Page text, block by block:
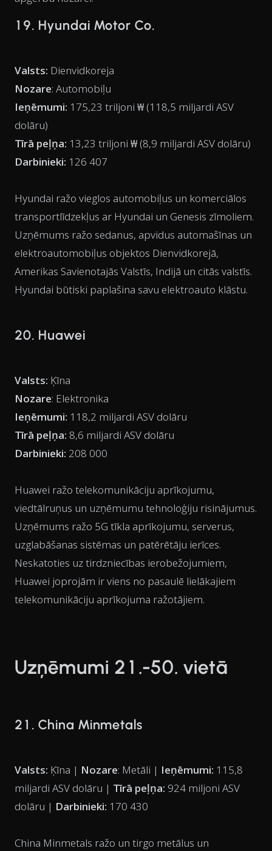
19. Hyundai Motor Co.
Valsts: Dienvidkoreja
Nozare: Automobiļu
Ieņēmumi: 175,23 triljoni ₩ (118,5 miljardi ASV
dolāru)
Tīrā peļņa: 13,23 triljoni ₩ (8,9 miljardi ASV dolāru)
Darbinieki: 126 407
Hyundai ražo vieglos automobiļus un komerciālos
transportlīdzekļus ar Hyundai un Genesis zīmoliem.
Uzņēmums ražo sedanus, apvidus automašīnas un
elektroautomobiļus objektos Dienvidkorejā,
Amerikas Savienotajās Valstīs, Indijā un citās valstīs.
Hyundai būtiski paplašina savu elektroauto klāstu.
20. Huawei
Valsts: Ķīna
Nozare: Elektronika
Ieņēmumi: 118,2 miljardi ASV dolāru
Tīrā peļņa: 8,6 miljardi ASV dolāru
Darbinieki: 208 000
Huawei ražo telekomunikāciju aprīkojumu,
viedtālruņus un uzņēmumu tehnoloģiju risinājumus.
Uzņēmums ražo 5G tīkla aprīkojumu, serverus,
uzglabāšanas sistēmas un patērētāju ierīces.
Neskatoties uz tirdzniecības ierobežojumiem,
Huawei joprojām ir viens no pasaulē lielākajiem
telekomunikāciju aprīkojuma ražotājiem.
Uzņēmumi 21.-50. vietā
21. China Minmetals
Valsts: Ķīna | Nozare: Metāli | Ieņēmumi: 115,8
miljardi ASV dolāru | Tīrā peļņa: 924 miljoni ASV
dolāru | Darbinieki: 170 430
China Minmetals ražo un tirgo metālus un